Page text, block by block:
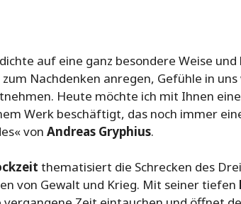
auf eine ganz besondere Weise
Nachdenken anregen, Gefühle in
Heute möchte ich mit Ihnen eine
Werk beschäftigt, das noch immer
von Andreas Gryphius.
thematisiert die Schrecken des
von Gewalt und Krieg. Mit seiner tiefen